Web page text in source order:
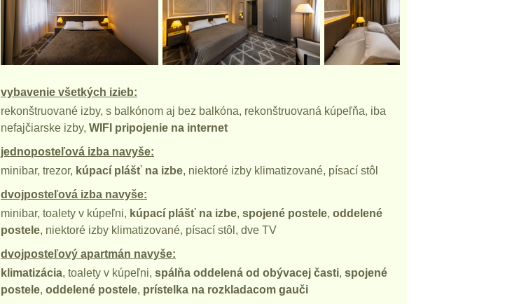
vybavenie všetkých izieb:
rekonštruované izby, s balkónom aj bez balkóna, rekonštruovaná kúpeľňa, iba
nefajčiarske izby, WIFI pripojenie na internet
jednoposteľová izba navyše:
minibar, trezor, kúpací plášť na izbe, niektoré izby klimatizované, písací stôl
dvojposteľová izba navyše:
minibar, toalety v kúpeľni, kúpací plášť na izbe, spojené postele, oddelené
postele, niektoré izby klimatizované, písací stôl, dve TV
dvojposteľový apartmán navyše:
klimatizácia, toalety v kúpeľni, spálňa oddelená od obývacej časti, spojené
postele, oddelené postele, prístelka na rozkladacom gauči